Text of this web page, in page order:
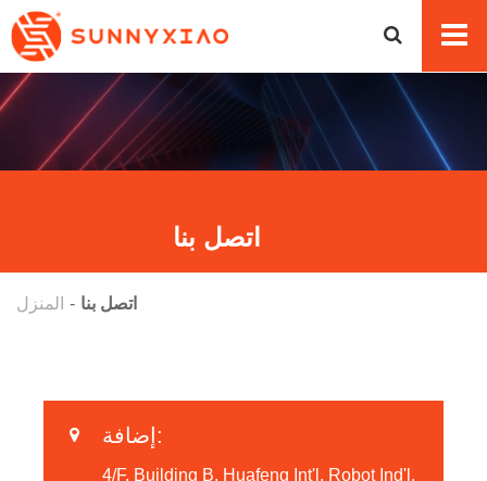
اتصل بنا
المنزل اتصل بنا
إضافة:
4/F, Building B, Huafeng Int'l. Robot Ind'l.